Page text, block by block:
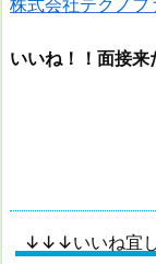
いいね！！面接来
↓↓↓いいね宜